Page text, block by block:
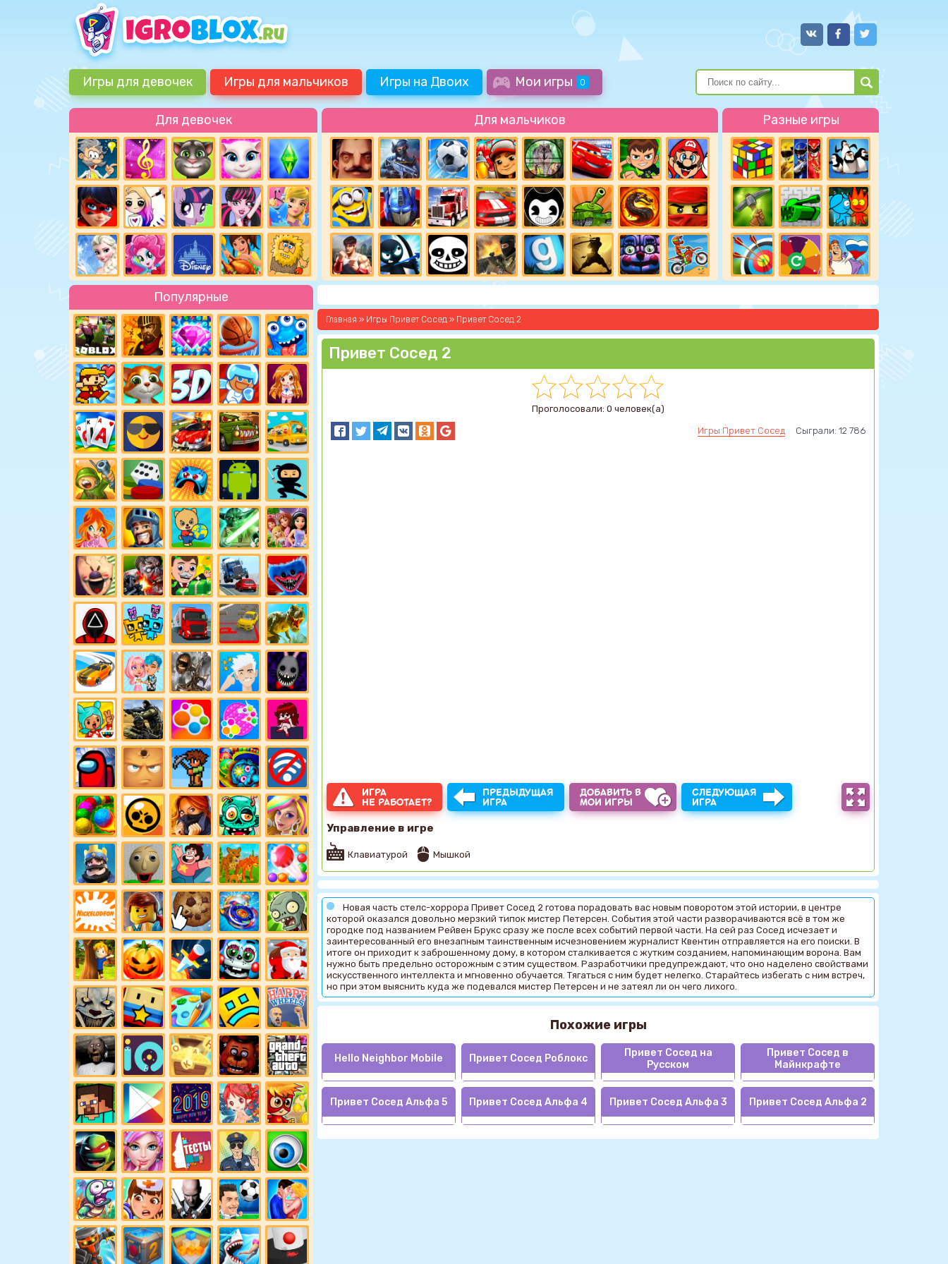
Игры для девочек Игры для мальчиков Игры на Двоих Мои игры 0
Для девочек Для мальчиков Разные игры
Популярные
Главная » Игры Привет Сосед » Привет Сосед 2
Привет Сосед 2
Проголосовали: 0 человек(а)
Игры Привет Сосед Сыграли: 12 786
ИГРА
НЕ РАБОТАЕТ?
ПРЕДЫДУЩАЯ
ИГРА
ДОБАВИТЬ В
МОИ ИГРЫ
СЛЕДУЮЩАЯ
ИГРА
Управление в игре
Клавиатурой Мышкой
Новая часть стелс-хоррора Привет Сосед 2 готова порадовать вас новым поворотом этой истории, в центре
которой оказался довольно мерзкий типок мистер Петерсен. События этой части разворачиваются всё в том же
городке под названием Рейвен Брукс сразу же после всех событий первой части. На сей раз Сосед исчезает и
заинтересованный его внезапным таинственным исчезновением журналист Квентин отправляется на его поиски. В
итоге он приходит к заброшенному дому, в котором сталкивается с жутким созданием, напоминающим ворона. Вам
нужно быть предельно осторожным с этим существом. Разработчики предупреждают, что оно наделено свойствами
искусственного интеллекта и мгновенно обучается. Тягаться с ним будет нелегко. Старайтесь избегать с ним встреч,
но при этом выяснить куда же подевался мистер Петерсен и не затеял ли он чего лихого.
Похожие игры
Hello Neighbor Mobile Привет Сосед Роблокс
Привет Сосед на
Русском
Привет Сосед в
Майнкрафте
Привет Сосед Альфа 5 Привет Сосед Альфа 4 Привет Сосед Альфа 3 Привет Сосед Альфа 2